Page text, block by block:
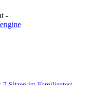
-